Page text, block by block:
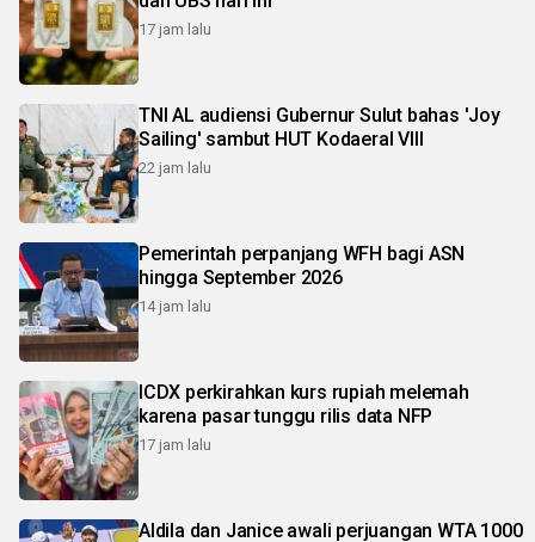
17 jam lalu
TNI AL audiensi Gubernur Sulut bahas 'Joy
Sailing' sambut HUT Kodaeral VIII
22 jam lalu
Pemerintah perpanjang WFH bagi ASN
hingga September 2026
14 jam lalu
ICDX perkirahkan kurs rupiah melemah
karena pasar tunggu rilis data NFP
17 jam lalu
Aldila dan Janice awali perjuangan WTA 1000